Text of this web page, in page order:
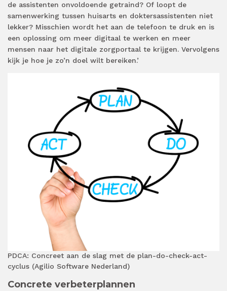
de assistenten onvoldoende getraind? Of loopt de
samenwerking tussen huisarts en doktersassistenten niet
lekker? Misschien wordt het aan de telefoon te druk en is
een oplossing om meer digitaal te werken en meer
mensen naar het digitale zorgportaal te krijgen. Vervolgens
kijk je hoe je zo’n doel wilt bereiken.’
PDCA: Concreet aan de slag met de plan-do-check-act-
cyclus (Agilio Software Nederland)
Concrete verbeterplannen